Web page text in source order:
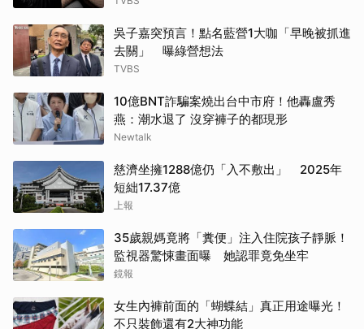
吳子嘉突預言！點名藍營1大咖「早晚被抓進
去關」 曝綠營想法
TVBS
10億BNT詐騙案燒出台中市府！他轟盧秀
燕：潮水退了 沒穿褲子的都現形
Newtalk
慈濟坐擁1288億仍「入不敷出」 2025年
短絀17.37億
上報
35歲親媽竟將「糞便」注入住院孩子靜脈！
監視器驚悚畫面曝 她認罪竟免坐牢
鏡報
女生內褲前面的「蝴蝶結」真正用途曝光！
不只裝飾還有2大神功能